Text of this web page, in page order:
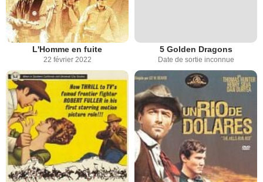
L'Homme en fuite
22 février 2022
5 Golden Dragons
Date de sortie inconnue